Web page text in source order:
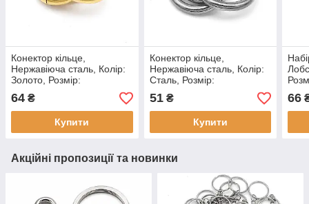
Конектор кільце,
Нержавіюча сталь, Колір:
Золото, Розмір:
Внутрішній діаметр 6мм,
(1 шт)
64 ₴
Купити
Конектор кільце,
Нержавіюча сталь, Колір:
Сталь, Розмір:
Внутрішній діаметр 6мм,
(1 шт.)
51₴
Купити
66
Акційні пропозиції та новинки